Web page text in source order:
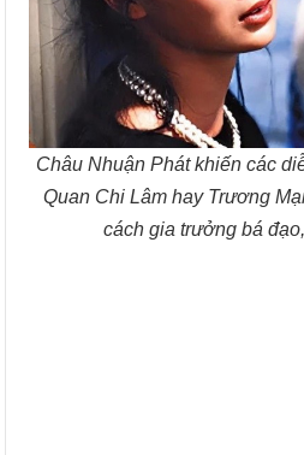
Châu Nhuận Phát khiến các
Quan Chi Lâm hay Trương
cách gia trưởng bá